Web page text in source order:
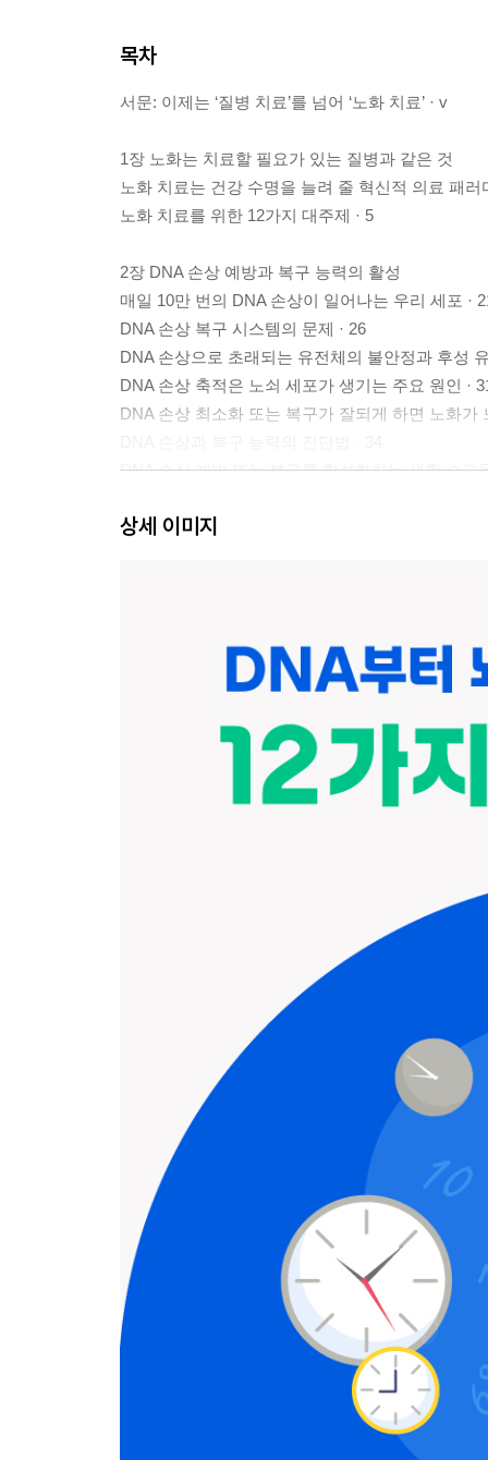
목차
서문: 이제는 ‘질병 치료’를 넘어 ‘노화 치료’ · v
1장 노화는 치료할 필요가 있는 질병과 같은 것
노화 치료는 건강 수명을 늘려 줄 혁신적 의료 패러
노화 치료를 위한 12가지 대주제 · 5
2장 DNA 손상 예방과 복구 능력의 활성
매일 10만 번의 DNA 손상이 일어나는 우리 세포 ·
DNA 손상 복구 시스템의 문제 · 26
DNA 손상으로 초래되는 유전체의 불안정과 후성
DNA 손상 축적은 노쇠 세포가 생기는 주요 원인 ·
DNA 손상 최소화 또는 복구가 잘되게 하면 노화가
DNA 손상 예방 또는 복구를 활성화하는 생활 습관
DNA 손상 방지 및 복구 활성화 알약들 · 40
3장 세포 분열 횟수를 결정하는 텔로미어 유지와
텔로미어 & 텔로머라아제란 무엇인가? · 49
텔로미어 길이 단축이 없더라도 손상에 민감한 텔
젊음과 노화의 열쇠, 텔로머라아제 · 58
텔로미어 길이 및 텔로머라아제 활성 진단법 · 65
텔로미어 길이 유지와 연장 효과가 있는 생활 습관
텔로미어 길이 보호, 유지 효과가 증명된 음식, 식이
주요 약초, 알약들의 권장량, 복용법, 부작용 및 주
4장 노화를 전파하는 노쇠 세포, 좀비 세포의 제거
노쇠 세포(Senescent cell)란 무엇인가? · 87
노화를 전염시키는 좀비 세포(SASP)의 특성, 중요
노쇠 세포가 생기는 원인들 · 95
노쇠 세포를 제거하면 노화가 느려지고 질병도 좋
노쇠 세포의 진단법 · 104
노쇠 세포 제거 효과가 있는 생활 습관들 · 108
노쇠 세포 예방 또는 제거 효과가 증명된 음식, 영양
노쇠 세포 예방 및 제거 효과가 보고된 약초 · 115
노쇠 세포에 작용하는 노화 치료제들 · 118
주요 약초, 알약들의 권장량, 복용법, 부작용 및 주
최근 연구 과제들의 동향과 전망 · 136
5장 노폐물을 재활용 처리하는 자가 포식 강화
수명이 다한 단백질과 고장 난 단백질을 처리하지
재활용 공장인 자가 포식 장치 종류들 · 148
상세 이미지